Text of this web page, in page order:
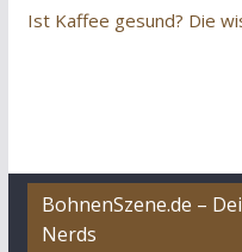
Ist Kaffee gesund? Die
BohnenSzene.de –
Nerds